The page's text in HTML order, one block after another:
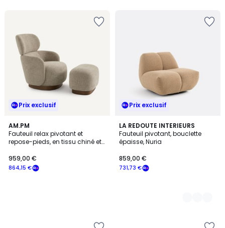
Prix exclusif
AM.PM
Fauteuil relax pivotant et
repose-pieds, en tissu chiné et
864,15 €
959,00 €
Prix exclusif
LA REDOUTE INTERIEURS
Fauteuil pivotant, bouclette
épaisse, Nuria
731,73 €
859,00 €
4
Couleurs